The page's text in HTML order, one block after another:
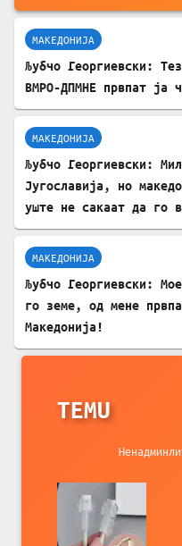
МАКЕДОНИЈА
Љубчо Георгиевски:
ВМРО-ДПМНЕ првпат ја
МАКЕДОНИЈА
Љубчо Георгиевски:
Југославија, но
уште не сакаат да го
МАКЕДОНИЈА
Љубчо Георгиевски:
го земе, од мене
Македонија!
TEMU